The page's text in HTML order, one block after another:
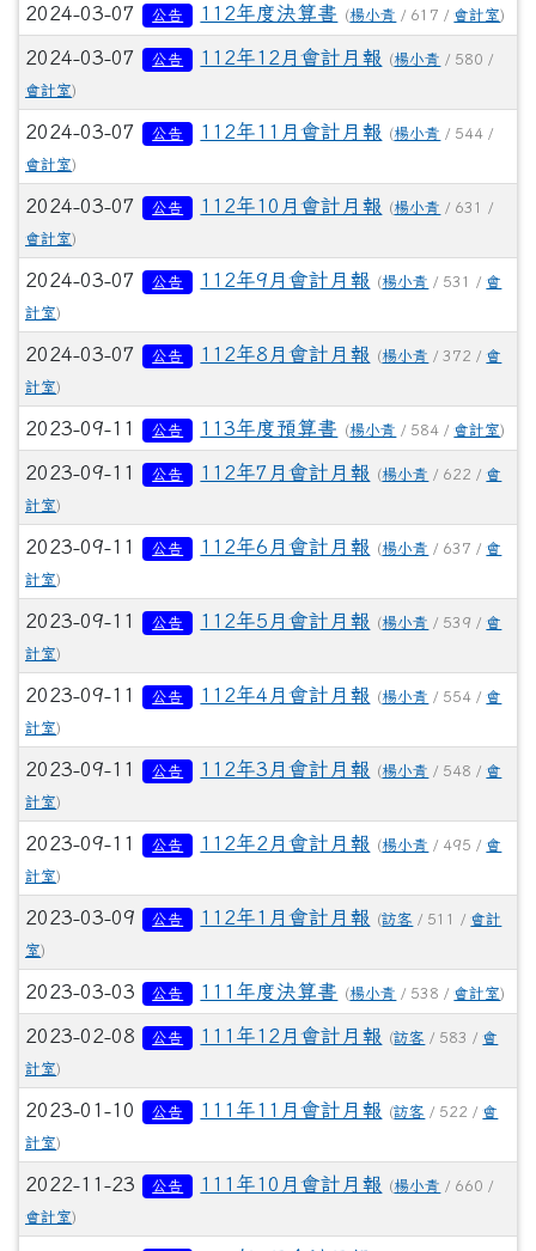
2024-03-07 公告 112年度決算書 (楊小青 / 617 /會計室)
2024-03-07 公告 112年12月會計月報 (楊小青 / 580 /
會計室)
2024-03-07 公告 112年11月會計月報 (楊小青 / 544 /
會計室)
2024-03-07 公告 112年10月會計月報 (楊小青 / 631 /
會計室)
2024-03-07 公告 112年9月會計月報 (楊小青 / 531 /會
計室)
2024-03-07 公告 112年8月會計月報 (楊小青 / 372 /會
計室)
2023-09-11 公告 113年度預算書 (楊小青 / 584 /會計室)
2023-09-11 公告 112年7月會計月報 (楊小青 / 622 /會
計室)
2023-09-11 公告 112年6月會計月報 (楊小青 / 637 /會
計室)
2023-09-11 公告 112年5月會計月報 (楊小青 / 539 /會
計室)
2023-09-11 公告 112年4月會計月報 (楊小青 / 554 /會
計室)
2023-09-11 公告 112年3月會計月報 (楊小青 / 548 /會
計室)
2023-09-11 公告 112年2月會計月報 (楊小青 / 495 /會
計室)
2023-03-09 公告 112年1月會計月報 (訪客 / 511 /會計
室)
2023-03-03 公告 111年度決算書 (楊小青 / 538 /會計室)
2023-02-08 公告 111年12月會計月報 (訪客 / 583 /會
計室)
2023-01-10 公告 111年11月會計月報 (訪客 / 522 /會
計室)
2022-11-23 公告 111年10月會計月報 (楊小青 / 660 /
會計室)